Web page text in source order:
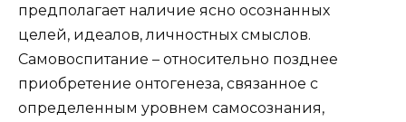
предполагает наличие ясно осознанных
целей, идеалов, личностных смыслов.
Самовоспитание – относительно позднее
приобретение онтогенеза, связанное с
определенным уровнем самосознания,